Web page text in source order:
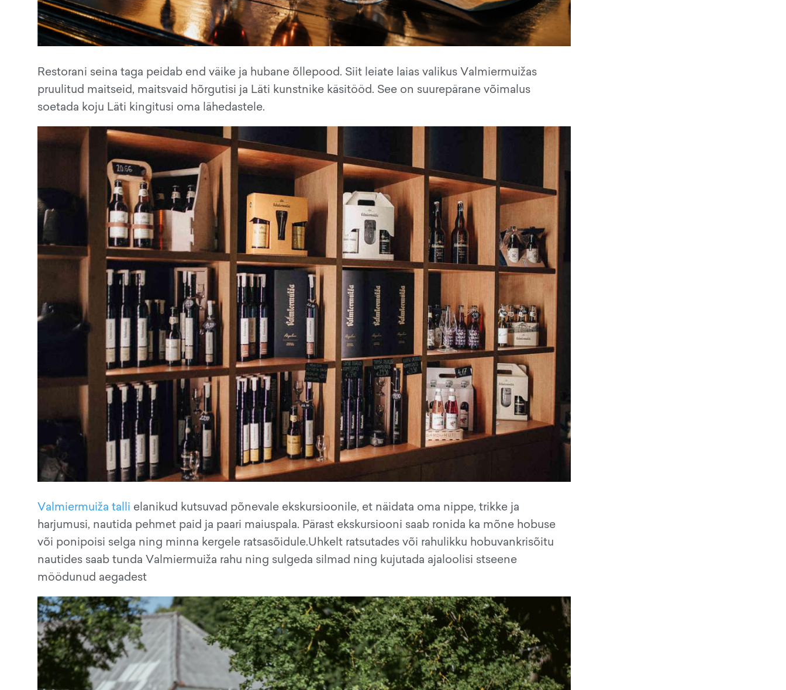
Restorani seina taga peidab end väike ja hubane õllepood. Siit leiate laias valikus Valmiermuižas
pruulitud maitseid, maitsvaid hõrgutisi ja Läti kunstnike käsitööd. See on suurepärane võimalus
soetada koju Läti kingitusi oma lähedastele.
Valmiermuiža talli elanikud kutsuvad põnevale ekskursioonile, et näidata oma nippe, trikke ja
harjumusi, nautida pehmet paid ja paari maiuspala. Pärast ekskursiooni saab ronida ka mõne hobuse
või ponipoisi selga ning minna kergele ratsasõidule.Uhkelt ratsutades või rahulikku hobuvankrisõitu
nautides saab tunda Valmiermuiža rahu ning sulgeda silmad ning kujutada ajaloolisi stseene
möödunud aegadest